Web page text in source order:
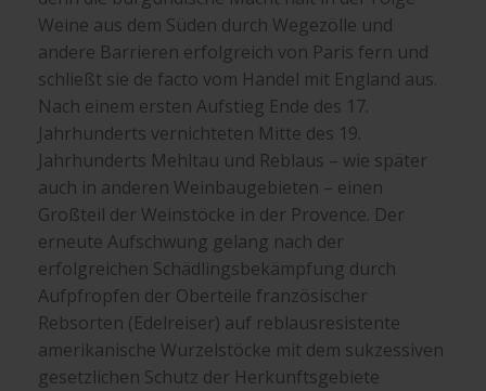
Weine aus dem Süden durch Wegezölle und
andere Barrieren erfolgreich von Paris fern und
schließt sie de facto vom Handel mit England aus.
Nach einem ersten Aufstieg Ende des 17.
Jahrhunderts vernichteten Mitte des 19.
Jahrhunderts Mehltau und Reblaus – wie später
auch in anderen Weinbaugebieten – einen
Großteil der Weinstöcke in der Provence. Der
erneute Aufschwung gelang nach der
erfolgreichen Schädlingsbekämpfung durch
Aufpfropfen der Oberteile französischer
Rebsorten (Edelreiser) auf reblausresistente
amerikanische Wurzelstöcke mit dem sukzessiven
gesetzlichen Schutz der Herkunftsgebiete